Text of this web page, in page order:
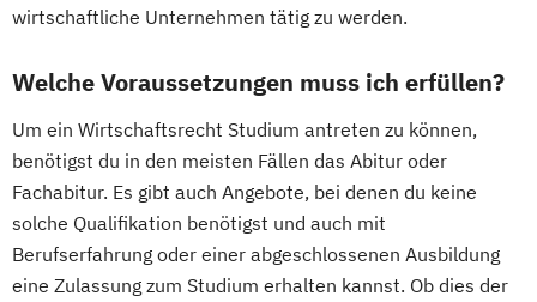
wirtschaftliche Unternehmen tätig zu werden.
Welche Voraussetzungen muss ich erfüllen?
Um ein Wirtschaftsrecht Studium antreten zu können,
benötigst du in den meisten Fällen das Abitur oder
Fachabitur. Es gibt auch Angebote, bei denen du keine
solche Qualifikation benötigst und auch mit
Berufserfahrung oder einer abgeschlossenen Ausbildung
eine Zulassung zum Studium erhalten kannst. Ob dies der